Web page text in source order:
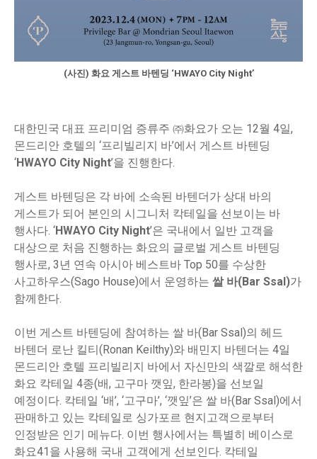
(사진) 화요 게스트 바텐딩 ‘HWAYO City Night’
대한민국 대표 프리미엄 증류주 ㈜화요가 오는 12월 4일,
몬드리안 호텔의 ‘프리빌리지 바’에서 게스트 바텐딩
‘HWAYO City Night’을 진행한다.
게스트 바텐딩은 각 바에 소속된 바텐더가 상대 바의
게스트가 되어 본인의 시그니처 칵테일을 선보이는 바
행사다. ‘HWAYO City Night’은 국내에서 일반 고객을
대상으로 처음 진행하는 화요의 글로벌 게스트 바텐딩
행사로, 3년 연속 아시아 베스트바 Top 50를 수상한
사고하우스(Sago House)에서 운영하는 쌀 바(Bar Ssal)가
함께한다.
이번 게스트 바텐딩에 참여하는 쌀 바(Bar Ssal)의 헤드
바텐더 로난 킬티(Ronan Keilthy)와 배민지 바텐더는 4일
몬드리안 호텔 프리빌리지 바에서 자신만의 색깔로 해석한
화요 칵테일 4종(배, 고구마 깻잎, 한라봉)을 선보일
예정이다. 칵테일 ‘배’, ‘고구마’, ‘깻잎’은 쌀 바(Bar Ssal)에서
판매하고 있는 칵테일로 싱가포르 현지고객으로부터
인정받은 인기 메뉴다. 이번 행사에서는 특별히 베이스로
화요41을 사용해 국내 고객에게 선보인다. 칵테일